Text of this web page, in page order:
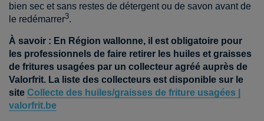
bien sec et sans restes de détergent ou de savon avant de
le redémarrer3.
À savoir : En Région wallonne, il est obligatoire pour
les professionnels de faire retirer les huiles et graisses
de fritures usagées par un collecteur agréé auprès de
Valorfrit. La liste des collecteurs est disponible sur le
site Collecte des huiles/graisses de friture usagées |
valorfrit.be